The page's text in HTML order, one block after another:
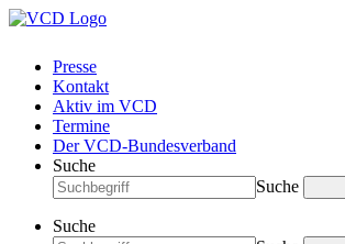
Presse
Kontakt
Aktiv im VCD
Termine
Der VCD-Bundesverband
Suche
Suche
Suche